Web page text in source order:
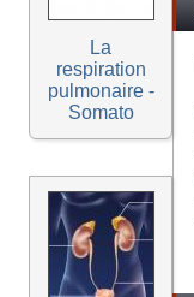
La
respiration
pulmonaire -
Somato